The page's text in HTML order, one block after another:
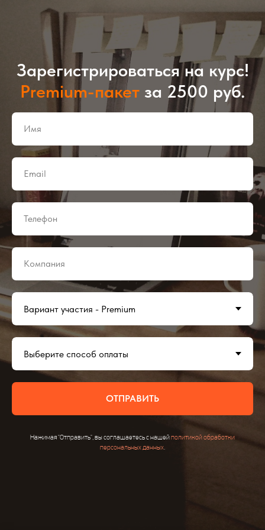
Зарегистрироваться на курс!
Premium-пакет за 2500 руб.
Имя
Email
Телефон
Компания
ОТПРАВИТЬ
Нажимая "Отправить", вы соглашаетесь с нашейполитикой обработки
персональных данных.